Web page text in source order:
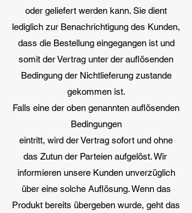
oder geliefert werden kann. Sie dient
lediglich zur Benachrichtigung des Kunden,
dass die Bestellung eingegangen ist und
somit der Vertrag unter der auflösenden
Bedingung der Nichtlieferung zustande
gekommen ist.
Falls eine der oben genannten auflösenden
Bedingungen
eintritt, wird der Vertrag sofort und ohne
das Zutun der Parteien aufgelöst. Wir
informieren unsere Kunden unverzüglich
über eine solche Auflösung. Wenn das
Produkt bereits übergeben wurde, geht das